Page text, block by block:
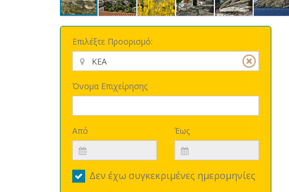
Επιλέξτε Προορισμό:
Όνομα Επιχείρησης
Από Έως
Δεν έχω συγκεκριμένες ημερομηνίες